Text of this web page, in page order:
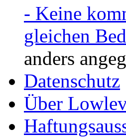
- Keine
gleichen
anders
Datenschutz
Über